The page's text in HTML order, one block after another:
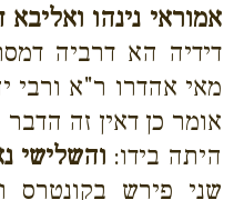
אמוראי נינהו ואליבא
דידיה הא דרביה
מאי אהדרו ר"א ורבי
אומר כן דאין זה
היתה בידו: והשלישי
שני פירש בקונטרס